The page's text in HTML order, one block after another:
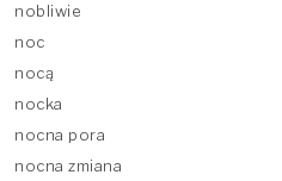
nobliwie
noc
nocą
nocka
nocna pora
nocna zmiana